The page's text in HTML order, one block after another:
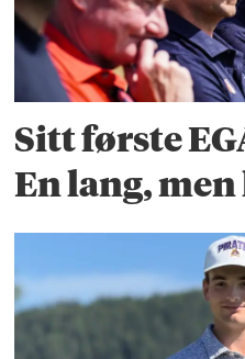
Sitt første
En lang,